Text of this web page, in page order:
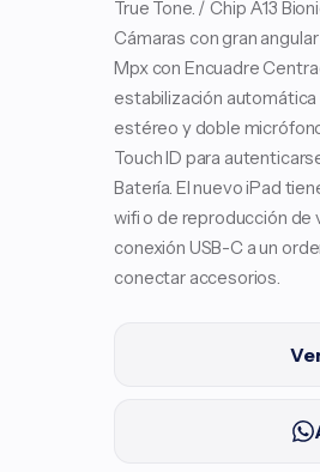
True Tone. / Chip A13
Cámaras con gran
Mpx con Encuadre
estabilización
estéreo y doble
Touch ID para
Batería. El nuevo iPad
wifi o de reproducción de
conexión USB-C a un
conectar accesorios.